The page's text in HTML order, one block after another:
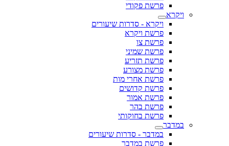
פרשת פקודי
ויקרא
ויקרא - סדרות שיעורים
פרשת ויקרא
פרשת צו
פרשת שמיני
פרשת תזריע
פרשת מצורע
פרשת אחרי מות
פרשת קדושים
פרשת אמור
פרשת בהר
פרשת בחוקותי
במדבר
במדבר - סדרות שיעורים
פרשת במדבר